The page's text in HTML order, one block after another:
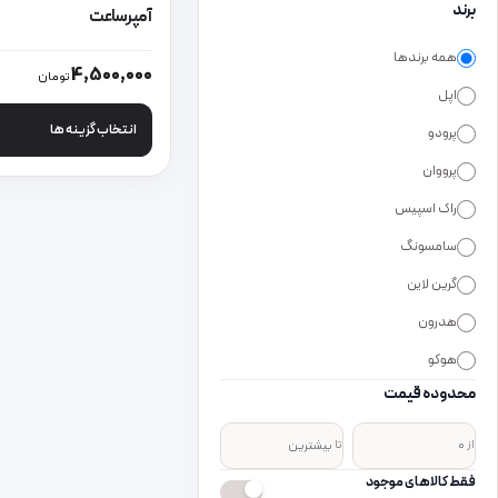
برند
همه برندها
اپل
پرودو
پرووان
راک اسپیس
سامسونگ
گرین لاین
هدرون
هوکو
محدوده قیمت
از تا
فقط کالاهای موجود
آمپرساعت
4,500,000تومان
انتخاب گزینه ها
این محصول دارای